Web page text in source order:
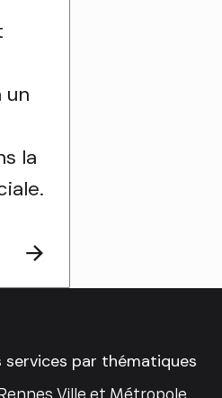
un
la
services par thématiques
Rennes Ville et Métropole